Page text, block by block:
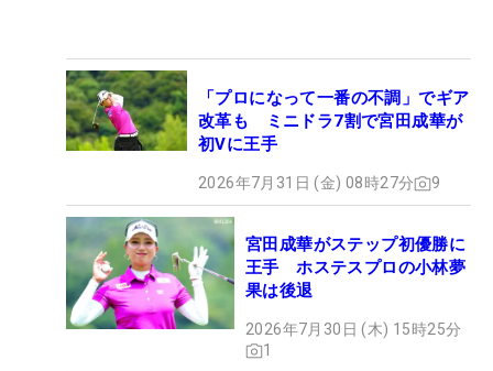
「プロになって一番の不調」でギア
改革も ミニドラ7割で宮田成華が
初Vに王手
2026年7月31日 (金) 08時27分 9
宮田成華がステップ初優勝に
王手 ホステスプロの小林夢
果は後退
2026年7月30日 (木) 15時25分
1